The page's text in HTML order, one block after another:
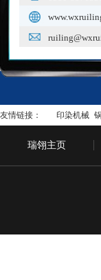
友情链接： 印染机械
瑞翎主页